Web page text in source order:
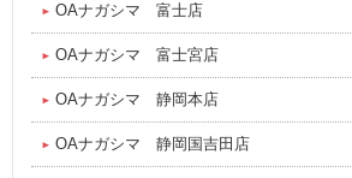
OAナガシマ 富士店
OAナガシマ 富士宮店
OAナガシマ 静岡本店
OAナガシマ 静岡国吉田店